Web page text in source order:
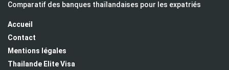
Comparatif des banques thaïlandaises pour les expatriés
Accueil
Contact
Mentions légales
Thailande Elite Visa